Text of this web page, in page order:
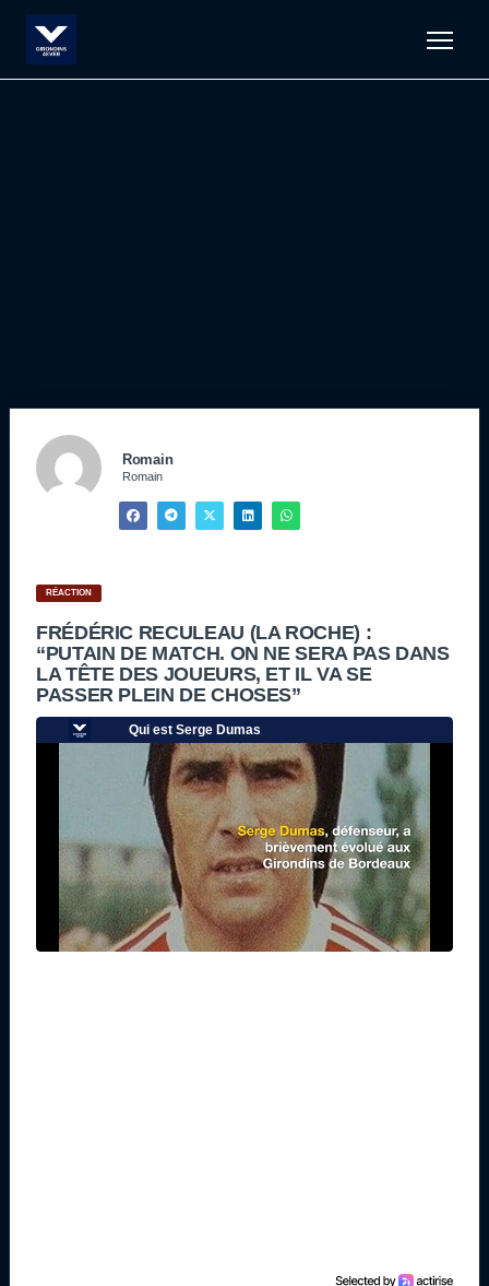
Romain
Romain
RÉACTION
FRÉDÉRIC RECULEAU (LA ROCHE) :
“PUTAIN DE MATCH. ON NE SERA PAS DANS
LA TÊTE DES JOUEURS, ET IL VA SE
PASSER PLEIN DE CHOSES”